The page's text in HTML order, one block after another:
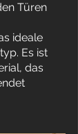
Türen
ideale
Es ist
das